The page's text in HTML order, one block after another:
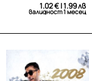
1.02 € | 1.99 лв
валидност 1 месец